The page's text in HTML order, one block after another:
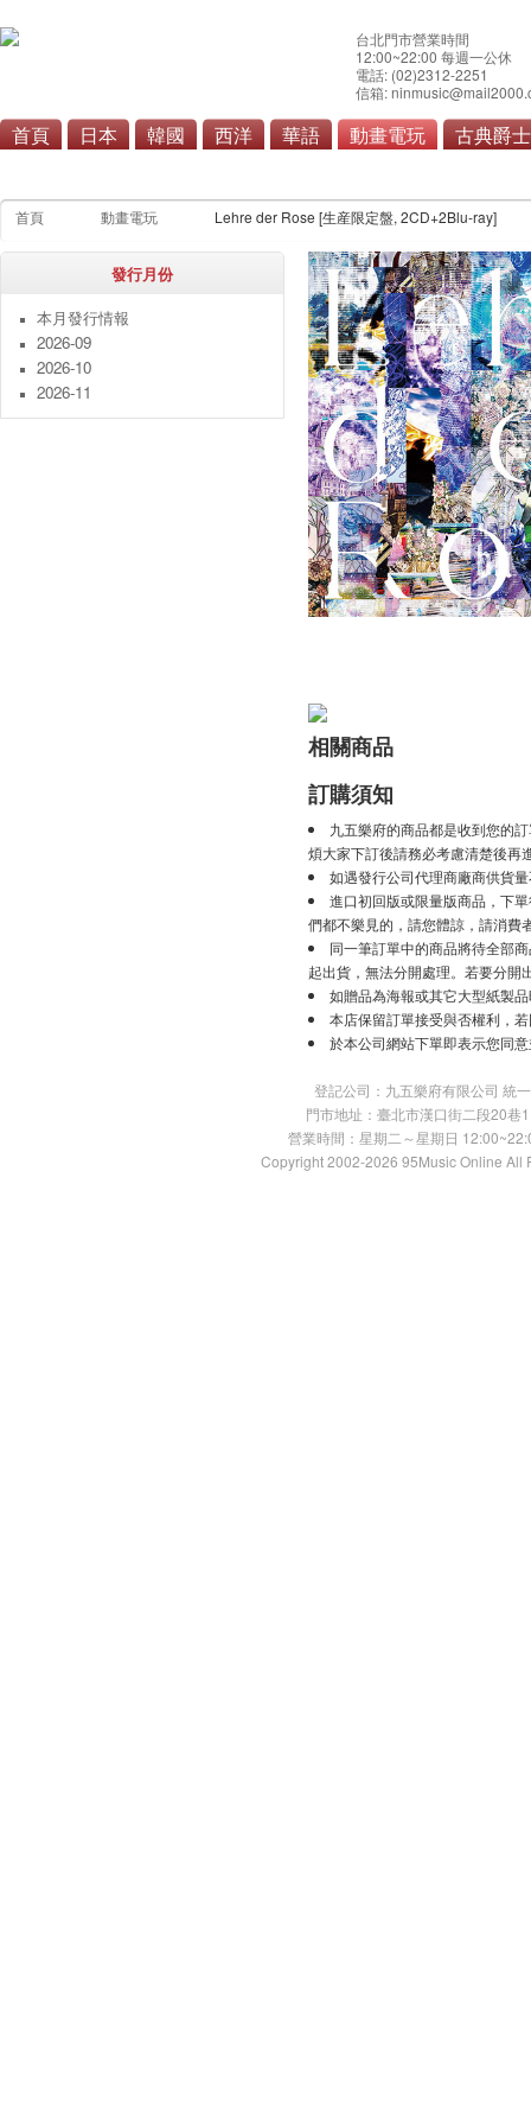
台北門市營業時間
12:00~22:00 每週一公休
電話: (02)2312-2251
信箱:
首頁 日本 韓國 西洋 華語 動畫電玩 古典爵士
首頁 動畫電玩 Lehre der Rose [生産限定盤, 2CD+2Blu-ray]
發行月份
本月發行情報
2026-09
2026-10
2026-11
相關商品
訂購須知
九五樂府的商品都是收到您的
煩大家下訂後請務必考慮清楚後再
如遇發行公司代理商廠商供貨
進口初回版或限量版商品，下
們都不樂見的，請您體諒，請消費
同一筆訂單中的商品將待全部
起出貨，無法分開處理。若要分開
如贈品為海報或其它大型紙製
本店保留訂單接受與否權利，
於本公司網站下單即表示您同
登記公司：九五樂府有限公司 統
門市地址：臺北市漢口街二段20
營業時間：星期二～星期日
Copyright 2002-2026 95Music Online All